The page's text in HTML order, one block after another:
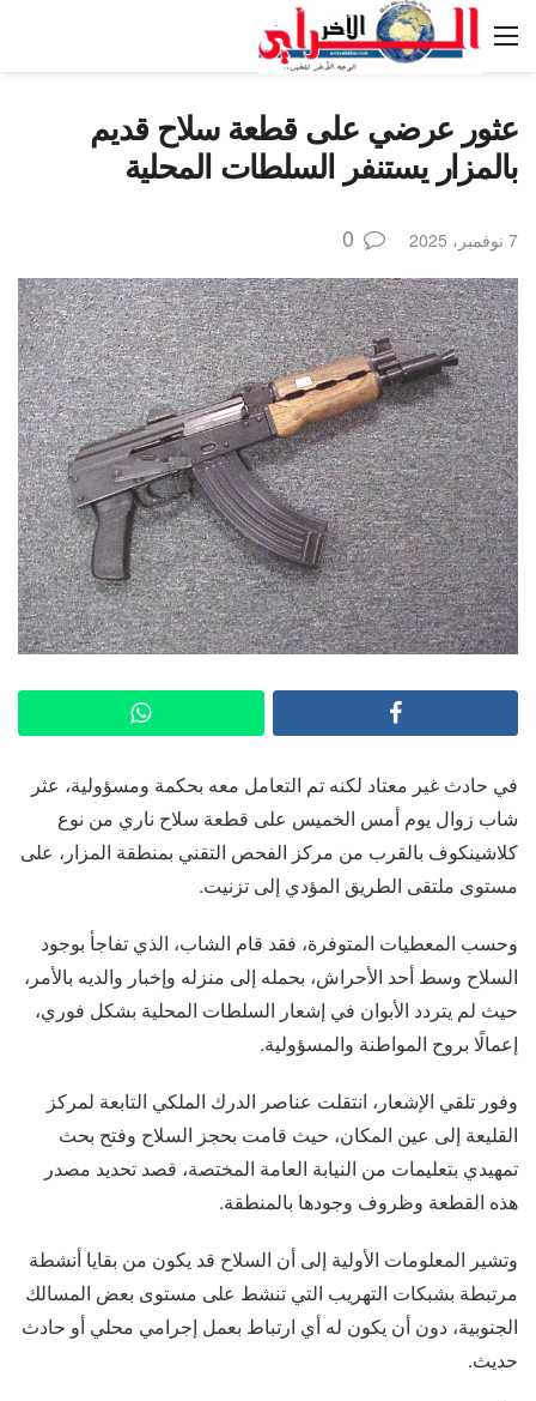
عثور عرضي على قطعة سلاح قديم
بالمزار يستنفر السلطات المحلية
7 نوفمبر، 2025 0
في حادث غير معتاد لكنه تم التعامل معه بحكمة ومسؤولية، عثر
شاب زوال يوم أمس الخميس على قطعة سلاح ناري من نوع
كلاشينكوف بالقرب من مركز الفحص التقني بمنطقة المزار، على
مستوى ملتقى الطريق المؤدي إلى تزنيت.
وحسب المعطيات المتوفرة، فقد قام الشاب، الذي تفاجأ بوجود
السلاح وسط أحد الأحراش، بحمله إلى منزله وإخبار والديه بالأمر،
حيث لم يتردد الأبوان في إشعار السلطات المحلية بشكل فوري،
إعمالًا بروح المواطنة والمسؤولية.
وفور تلقي الإشعار، انتقلت عناصر الدرك الملكي التابعة لمركز
القليعة إلى عين المكان، حيث قامت بحجز السلاح وفتح بحث
تمهيدي بتعليمات من النيابة العامة المختصة، قصد تحديد مصدر
هذه القطعة وظروف وجودها بالمنطقة.
وتشير المعلومات الأولية إلى أن السلاح قد يكون من بقايا أنشطة
مرتبطة بشبكات التهريب التي تنشط على مستوى بعض المسالك
الجنوبية، دون أن يكون له أي ارتباط بعمل إجرامي محلي أو حادث
حديث.